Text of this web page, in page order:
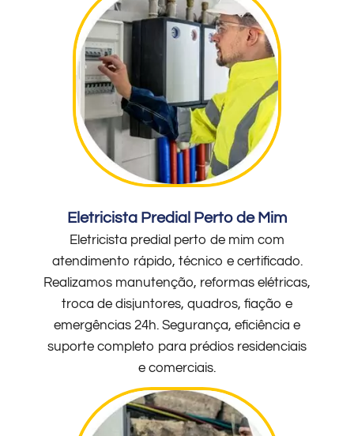
Eletricista Predial Perto de Mim
Eletricista predial perto de mim com
atendimento rápido, técnico e certificado.
Realizamos manutenção, reformas elétricas,
troca de disjuntores, quadros, fiação e
emergências 24h. Segurança, eficiência e
suporte completo para prédios residenciais
e comerciais.